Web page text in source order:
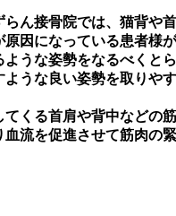
らん接骨院では、猫背や
原因になっている患者様
うな姿勢をなるべくと
ような良い姿勢を取りや
てくる首肩や背中などの
血流を促進させて筋肉の